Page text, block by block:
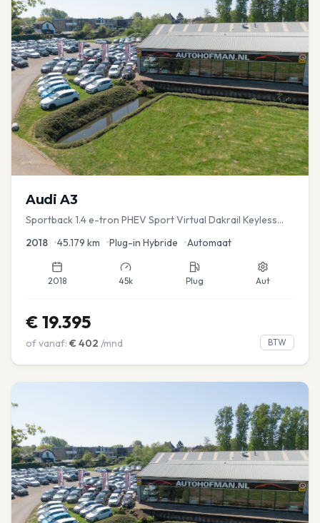
Audi A3
Sportback 1.4 e-tron PHEV Sport Virtual Dakrail Keyless
2018 •45.179 km •Plug-in Hybride •Automaat
2018 45k Plug Aut
€ 19.395
of vanaf: € 402 /mnd BTW